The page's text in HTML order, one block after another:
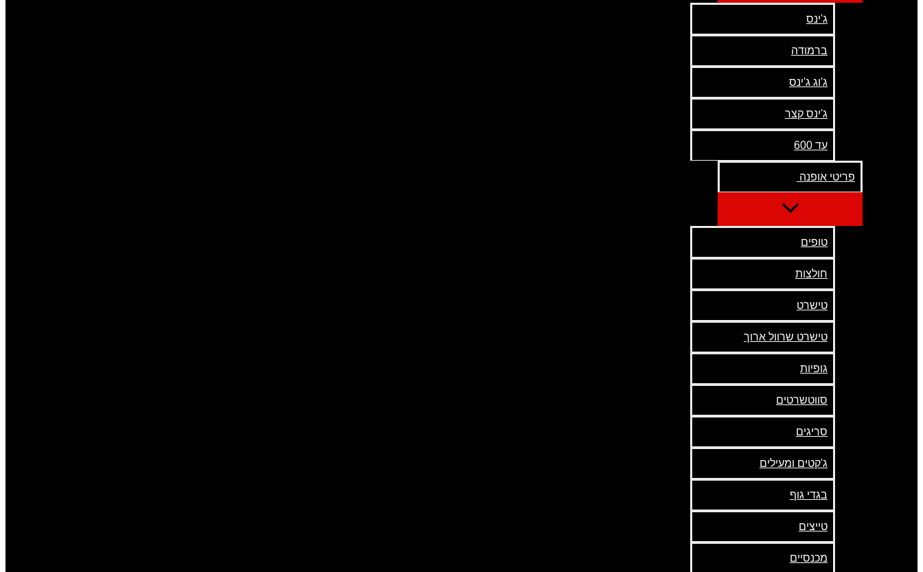
ג'ינס
ברמודה
ג'וג ג'ינס
ג'ינס קצר
עד 600
פריטי אופנה
טופים
חולצות
טישרט
טישרט שרוול ארוך
גופיות
סווטשרטים
סריגים
ג'קטים ומעילים
בגדי גוף
טייצים
מכנסיים